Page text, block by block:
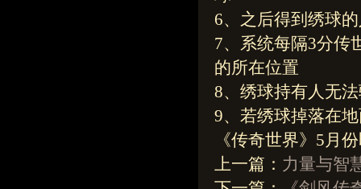
6、之后得到绣球
7、系统每隔3分传
的所在位置
8、绣球持有人无
9、若绣球掉落在
《传奇世界》5月
上一篇： 力量与智